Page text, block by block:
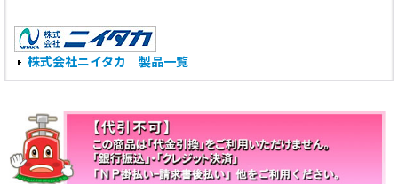
株式会社ニイタカ 製品一覧